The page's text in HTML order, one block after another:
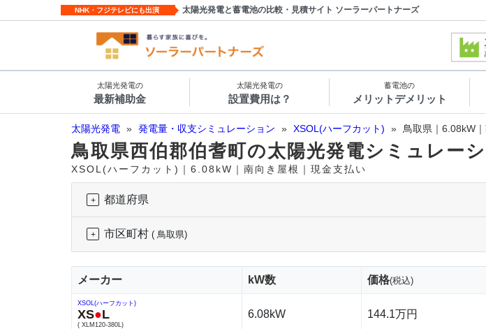
NHK・フジテレビにも出演 太陽光発電と蓄電池の比較・見積サイト ソーラーパートナーズ
太陽光発電の
最新補助金
太陽光発電の
設置費用は？
蓄電池の
メリットデメリット
太陽光発電 » 発電量・収支シミュレーション » XSOL(ハーフカット) » 鳥取県｜6.08kW
鳥取県西伯郡伯耆町の太陽光発電シミュレー
XSOL(ハーフカット)｜6.08kW｜南向き屋根｜現金支払い
都道府県
市区町村 ( 鳥取県)
メーカー kW数 価格(税込)
XSOL(ハーフカット)
XS●L
( XLM120-380L)
6.08kW 144.1万円